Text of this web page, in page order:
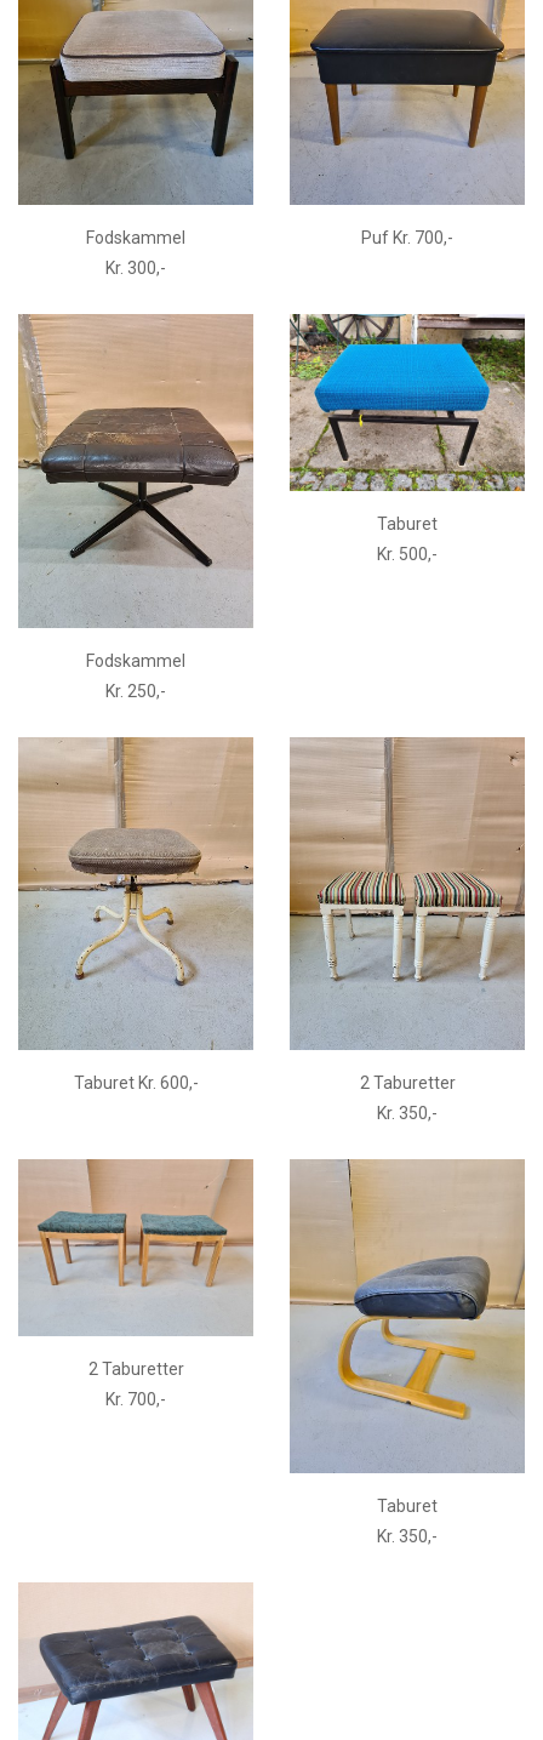
Fodskammel
Kr. 300,-
Puf Kr. 700,-
Fodskammel
Kr. 250,-
Taburet
Kr. 500,-
Taburet Kr. 600,-
2 Taburetter
Kr. 350,-
2 Taburetter
Kr. 700,-
Taburet
Kr. 350,-